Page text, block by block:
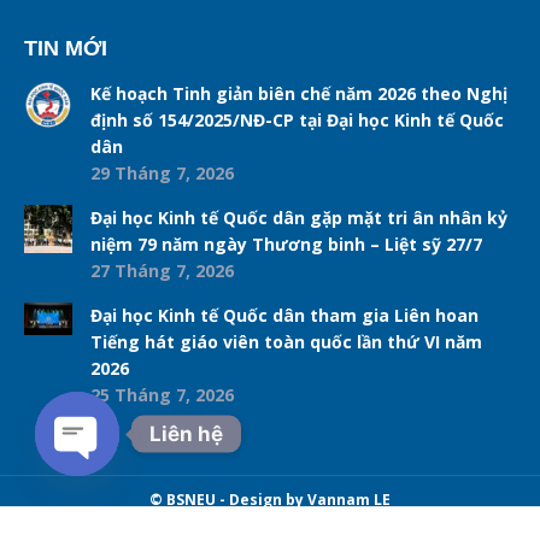
TIN MỚI
Kế hoạch Tinh giản biên chế năm 2026 theo Nghị
định số 154/2025/NĐ-CP tại Đại học Kinh tế Quốc
dân
29 Tháng 7, 2026
Đại học Kinh tế Quốc dân gặp mặt tri ân nhân kỷ
niệm 79 năm ngày Thương binh – Liệt sỹ 27/7
27 Tháng 7, 2026
Đại học Kinh tế Quốc dân tham gia Liên hoan
Tiếng hát giáo viên toàn quốc lần thứ VI năm
2026
25 Tháng 7, 2026
© BSNEU - Design by Vannam LE
Liên hệ